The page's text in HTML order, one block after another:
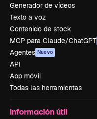
Generador de vídeos
Texto a voz
Contenido de stock
MCP para Claude/ChatGPT
Agentes Nuevo
API
App móvil
Todas las herramientas
Información útil